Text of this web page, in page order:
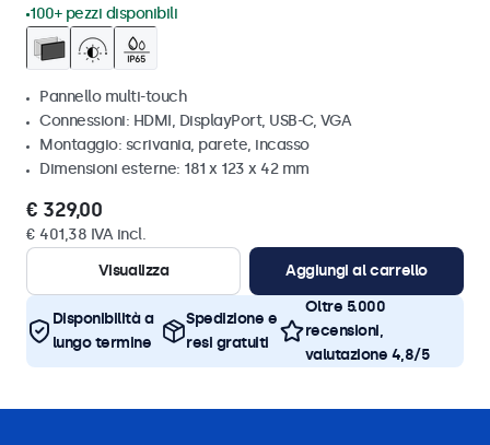
100+ pezzi disponibili
Pannello multi-touch
Connessioni: HDMI, DisplayPort, USB-C, VGA
Montaggio: scrivania, parete, incasso
Dimensioni esterne: 181 x 123 x 42 mm
€ 329,00
€ 401,38 IVA incl.
Visualizza
Aggiungi al carrello
Disponibilità a
lungo termine
Spedizione e
resi gratuiti
Oltre 5.000
recensioni,
valutazione 4,8/5